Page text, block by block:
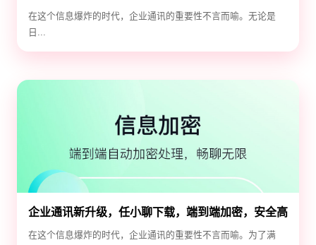
全守护神
在这个信息爆炸的时代，企业通讯的重要性不言而喻。无论是
日...
企业通讯新升级，任小聊下载，端到端加密，安全高
效！
在这个信息爆炸的时代，企业通讯的重要性不言而喻。为了满